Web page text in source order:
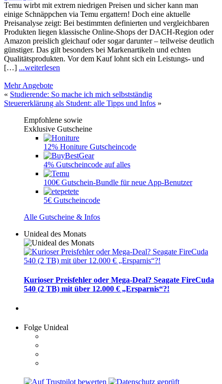
Temu wirbt mit extrem niedrigen Preisen und sicher kann man
einige Schnäppchen via Temu ergattern! Doch eine aktuelle
Preisanalyse zeigt: Bei bestimmten definierten und vergleichbaren
Produkten liegen klassische Online-Shops der DACH-Region oder
Amazon preislich gleichauf oder sogar darunter – teilweise deutlich
günstiger. Das gilt besonders bei Markenartikeln und echten
Qualitätsprodukten. Vor dem Kauf lohnt sich ein Leistungs- und
[…] ...weiterlesen
Mehr Angebote
« Studierende: So mache ich mich selbstständig
Steuererklärung als Student: alle Tipps und Infos »
Empfohlene sowie
Exklusive Gutscheine
12% Honiture Gutscheincode
4% Gutscheincode auf alles
100€ Gutschein-Bundle für neue App-Benutzer
5€ Gutscheincode
Alle Gutscheine & Infos
Unideal des Monats
Kurioser Preisfehler oder Mega-Deal? Seagate FireCuda
540 (2 TB) mit über 12.000 € „Ersparnis“?!
Folge Unideal